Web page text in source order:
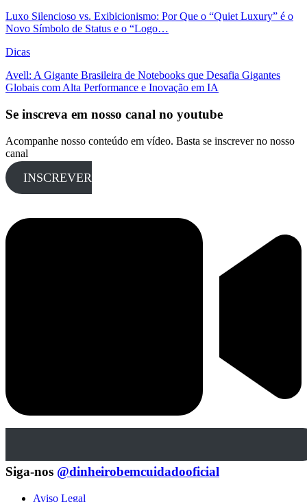
Luxo Silencioso vs. Exibicionismo: Por Que o “Quiet Luxury” é o
Novo Símbolo de Status e o “Logo…
Dicas
Avell: A Gigante Brasileira de Notebooks que Desafia Gigantes
Globais com Alta Performance e Inovação em IA
Se inscreva em nosso canal no youtube
Acompanhe nosso conteúdo em vídeo. Basta se inscrever no nosso
canal
INSCREVER
Siga-nos @dinheirobemcuidadooficial
Aviso Legal